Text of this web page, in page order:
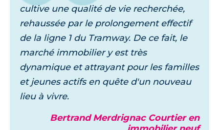
cultive une qualité de vie recherchée,
rehaussée par le prolongement effectif
de la ligne 1 du Tramway. De ce fait, le
marché immobilier y est très
dynamique et attrayant pour les familles
et jeunes actifs en quête d'un nouveau
lieu à vivre.
Bertrand Merdrignac Courtier en